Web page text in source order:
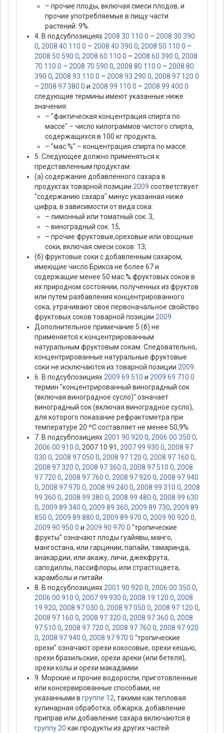
– прочие плоды, включая смеси плодов, и
прочие употребляемые в пищу части
растений: 9%.
4. В подсубпозициях 2008 30 110 0 – 2008 30 390
0, 2008 40 110 0 – 2008 40 390 0, 2008 50 110 0 –
2008 50 590 0, 2008 60 110 0 – 2008 60 390 0, 2008
70 110 0 – 2008 70 590 0, 2008 80 110 0 – 2008 80
390 0, 2008 93 110 0 – 2008 93 290 0, 2008 97 120 0
– 2008 97 380 0 и 2008 99 110 0 – 2008 99 400 0
следующие термины имеют указанные ниже
значения:
– "фактическая концентрация спирта по
массе" – число килограммов чистого спирта,
содержащихся в 100 кг продукта,
– "мас.%" – концентрация спирта по массе.
5. Следующее должно применяться к
представленным продуктам:
(а) содержание добавленного сахара в
продуктах товарной позиции 2009 соответствует
"содержанию сахара" минус указанная ниже
цифра, в зависимости от вида сока:
– лимонный или томатный сок: 3,
– виноградный сок: 15,
– прочие фруктовые,ореховые или овощные
соки, включая смеси соков: 13;
(б) фруктовые соки с добавленным сахаром,
имеющие число Брикса не более 67 и
содержащие менее 50 мас.% фруктовых соков в
их природном состоянии, полученных из фруктов
или путем разбавления концентрированного
сока, утрачивают свое первоначальное свойство
фруктовых соков товарной позиции 2009
Дополнительное примечание 5 (б) не
применяется к концентрированным
натуральным фруктовым сокам. Следовательно,
концентрированные натуральные фруктовые
соки не исключаются из товарной позиции 2009
6. В подсубпозициях 2009 69 510 и 2009 69 710 0
термин "концентрированный виноградный сок
(включая виноградное сусло)" означает
виноградный сок (включая виноградное сусло),
для которого показание рефрактометра при
температуре 20 ºС составляет не менее 50,9%.
7. В подсубпозициях 2001 90 920 0, 2006 00 350 0,
2006 00 910 0, 2007 10 91, 2007 99 930 0, 2008 97
030 0, 2008 97 050 0, 2008 97 120 0, 2008 97 160 0,
2008 97 320 0, 2008 97 360 0, 2008 97 510 0, 2008
97 720 0, 2008 97 760 0, 2008 97 920 0, 2008 97 940
0, 2008 97 970 0, 2008 99 240 0, 2008 99 310 0, 2008
99 360 0, 2008 99 380 0, 2008 99 480 0, 2008 99 630
0, 2009 89 340 0, 2009 89 360, 2009 89 730, 2009 89
850 0, 2009 89 880 0, 2009 89 970 0, 2009 90 920 0,
2009 90 950 0 и 2009 90 970 0 "тропические
фрукты" означают плоды гуайявы, манго,
мангостана, или гарцинии, папайи, тамаринда,
анакардии, или акажу, личи, джекфрута,
саподиллы, пассифлоры, или страстоцвета,
карамболы и питайи.
8. В подсубпозициях 2001 90 920 0, 2006 00 350 0,
2006 00 910 0, 2007 99 930 0, 2008 19 120 0, 2008
19 920, 2008 97 030 0, 2008 97 050 0, 2008 97 120 0,
2008 97 160 0, 2008 97 320 0, 2008 97 360 0, 2008
97 510 0, 2008 97 720 0, 2008 97 760 0, 2008 97 920
0, 2008 97 940 0, 2008 97 970 0 "тропические
орехи" означают орехи кокосовые, орехи кешью,
орехи бразильские, орехи ареки (или бетеля),
орехи колы и орехи макадамии.
9. Морские и прочие водоросли, приготовленные
или консервированные способами, не
указанными в группе 12, такими как тепловая
кулинарная обработка, обжарка, добавление
приправ или добавление сахара включаются в
группу 20 как продукты из других частей